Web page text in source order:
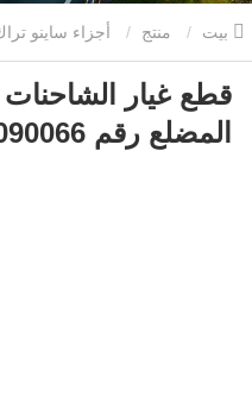
منتج أجزاء ساينو
قطع غيار الشاحنات 6pk783 جزء الحزام V المضلع رقم Vg1500090066
المضلع رقم Vg1500090066